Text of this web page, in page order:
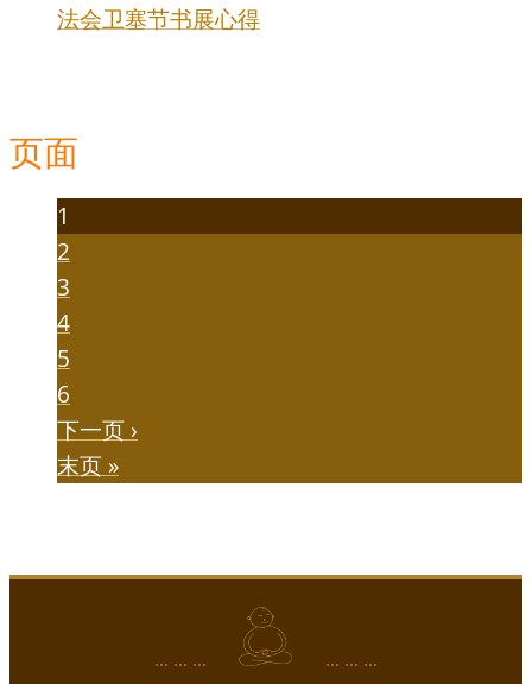
法会卫塞节书展心得
页面
1
2
3
4
5
6
下一页 ›
末页 »
... ... ... ... ... ...